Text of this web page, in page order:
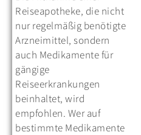
Reiseapotheke, die nicht
nur regelmäßig benötigte
Arzneimittel, sondern
auch Medikamente für
gängige
Reiseerkrankungen
beinhaltet, wird
empfohlen. Wer auf
bestimmte Medikamente
Vorrat und einen
Nachweis über die
ärztliche Verschreibung
mitnehmen, auf der
Homepage